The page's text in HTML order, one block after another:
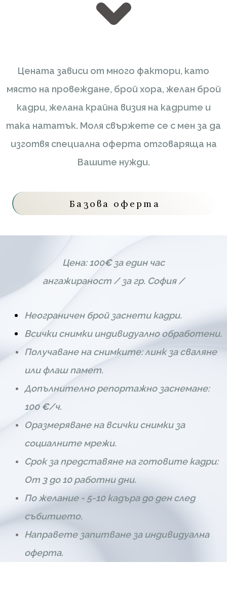
Цената зависи от много фактори, като
място на провеждане, брой хора, желан брой
кадри, желана крайна визия на кадрите и
така нататък. Моля свържете се с мен за да
изготвя специална оферта отговаряща на
Вашите нужди.
Базова оферта
Цена: 100€ за един час
ангажираност / за гр. София /
Неограничен брой заснети кадри.
Всички снимки индивидуално обработени.
Получаване на снимките: линк за сваляне
или флаш памет.
Допълнително репортажно заснемане:
100 €/ч.
Оразмеряване на всички снимки за
социалните мрежи.
Срок за представяне на готовите кадри:
От 3 до 10 работни дни.
По желание - 5-10 кадъра до ден след
събитието.
Направете запитване за индивидуална
оферта.